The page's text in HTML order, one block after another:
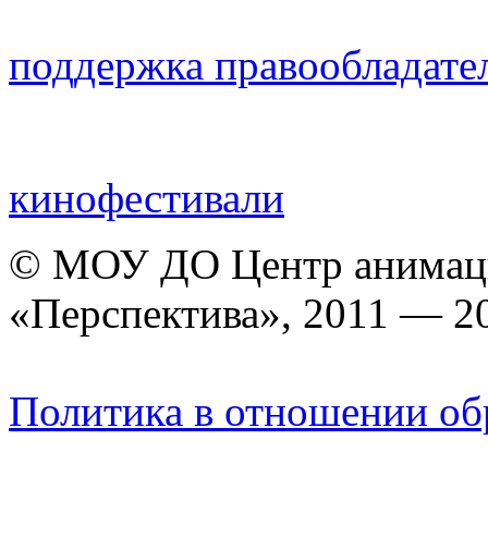
поддержка
кинофестивали
© МОУ ДО Центр
«Перспектива», 2011 —
Политика в отношении